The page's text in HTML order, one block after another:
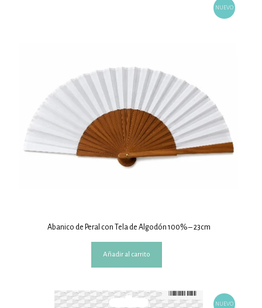
NUEVO
Abanico de Peral con Tela de Algodón 100% – 23cm
Añadir al carrito
NUEVO